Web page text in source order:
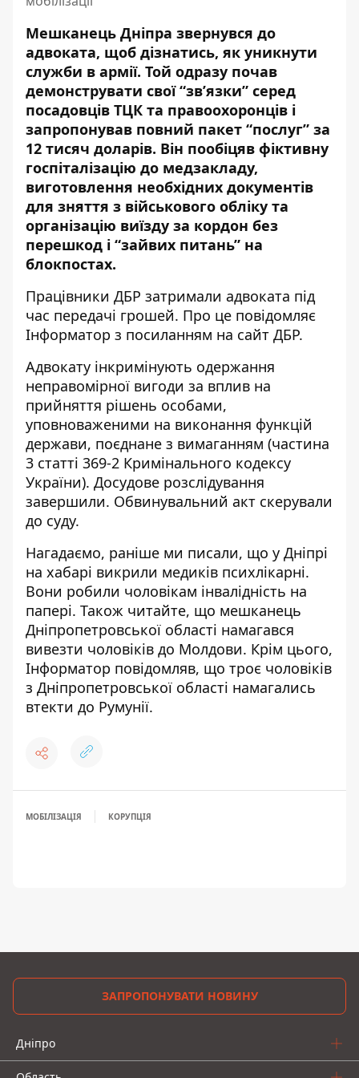
Мешканець Дніпра звернувся до
адвоката, щоб дізнатись, як уникнути
служби в армії. Той одразу почав
демонструвати свої “зв’язки” серед
посадовців ТЦК та правоохоронців і
запропонував повний пакет “послуг” за
12 тисяч доларів. Він пообіцяв фіктивну
госпіталізацію до медзакладу,
виготовлення необхідних документів
для зняття з військового обліку та
організацію виїзду за кордон без
перешкод і “зайвих питань” на
блокпостах.
Працівники ДБР затримали адвоката під
час передачі грошей. Про це повідомляє
Інформатор з посиланням на сайт ДБР.
Адвокату інкримінують одержання
неправомірної вигоди за вплив на
прийняття рішень особами,
уповноваженими на виконання функцій
держави, поєднане з вимаганням (частина
3 статті 369-2 Кримінального кодексу
України). Досудове розслідування
завершили. Обвинувальний акт скерували
до суду.
Нагадаємо, раніше ми писали, що у Дніпрі
на хабарі викрили медиків психлікарні.
Вони робили чоловікам інвалідність на
папері. Також читайте, що мешканець
Дніпропетровської області намагався
вивезти чоловіків до Молдови. Крім цього,
Інформатор повідомляв, що троє чоловіків
з Дніпропетровської області намагались
втекти до Румунії.
МОБІЛІЗАЦІЯ КОРУПЦІЯ
ЗАПРОПОНУВАТИ НОВИНУ
Дніпро